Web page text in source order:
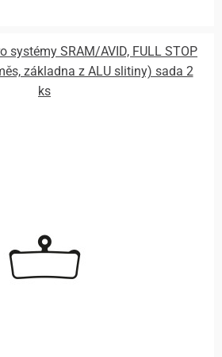
systémy SRAM/AVID, FULL STOP
základna z ALU slitiny) sada 2
ks